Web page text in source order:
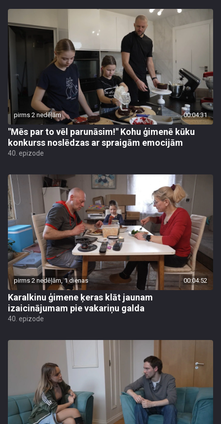
pirms 2 nedēļām 00:04:31
"Mēs par to vēl parunāsim!" Kohu ģimenē kūku
konkurss noslēdzas ar spraigām emocijām
40. epizode
pirms 2 nedēļām, 1 dienas 00:04:52
Karalkinu ģimene ķeras klāt jaunam
izaicinājumam pie vakariņu galda
40. epizode